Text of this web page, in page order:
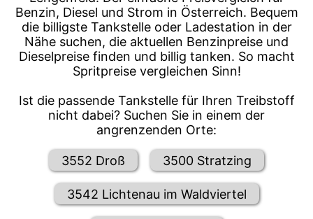
Benzin, Diesel und Strom in Österreich. Bequem
die billigste Tankstelle oder Ladestation in der
Nähe suchen, die aktuellen Benzinpreise und
Dieselpreise finden und billig tanken. So macht
Spritpreise vergleichen Sinn!
Ist die passende Tankstelle für Ihren Treibstoff
nicht dabei? Suchen Sie in einem der
angrenzenden Orte:
3552 Droß 3500 Stratzing
3542 Lichtenau im Waldviertel